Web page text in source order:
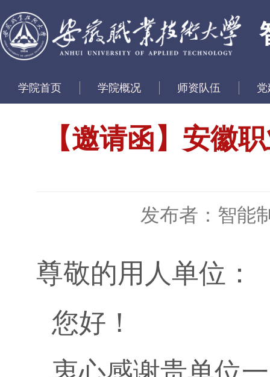
学院首页 学院概况 师资队伍
【邀请函】安徽
发布者：智能
尊敬的用人单位：
您好！